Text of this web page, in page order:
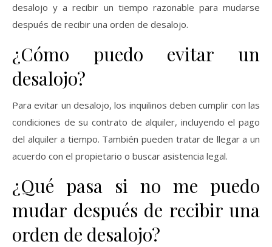
desalojo y a recibir un tiempo razonable para mudarse
después de recibir una orden de desalojo.
¿Cómo puedo evitar un
desalojo?
Para evitar un desalojo, los inquilinos deben cumplir con las
condiciones de su contrato de alquiler, incluyendo el pago
del alquiler a tiempo. También pueden tratar de llegar a un
acuerdo con el propietario o buscar asistencia legal.
¿Qué pasa si no me puedo
mudar después de recibir una
orden de desalojo?